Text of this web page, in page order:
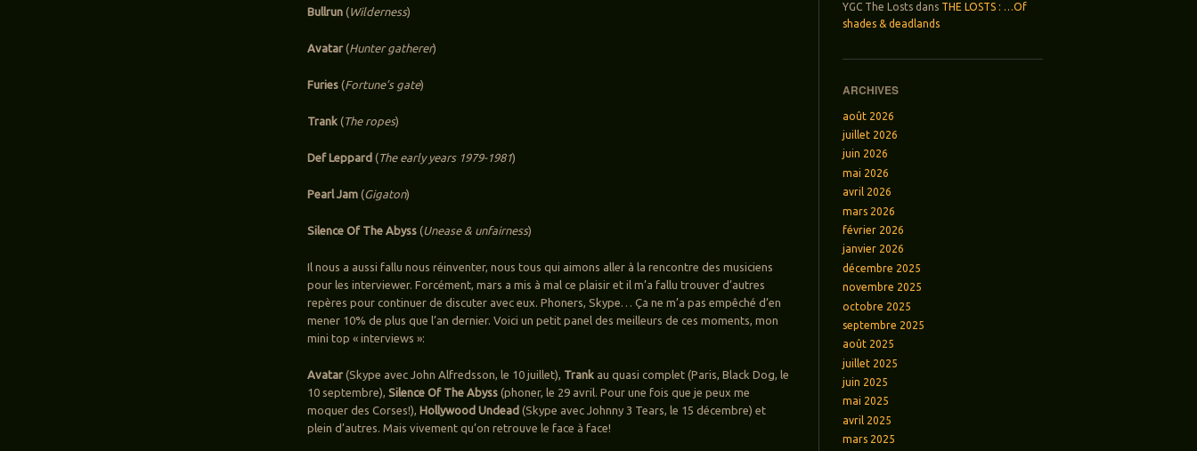
Bullrun(Wilderness)
Avatar(Hunter gatherer)
Furies(Fortune’s gate)
Trank(The ropes)
Def Leppard(The early years 1979-1981)
Pearl Jam(Gigaton)
Silence Of The Abyss(Unease & unfairness)
Il nous a aussi fallu nous réinventer, nous tous qui aimons aller à la rencontre des musiciens
pour les interviewer. Forcément, mars a mis à mal ce plaisir et il m’a fallu trouver d’autres
repères pour continuer de discuter avec eux. Phoners, Skype… Ça ne m’a pas empêché d’en
mener 10% de plus que l’an dernier. Voici un petit panel des meilleurs de ces moments, mon
mini top « interviews »:
Avatar (Skype avec John Alfredsson, le 10 juillet), Trank au quasi complet (Paris, Black Dog, le
10 septembre),Silence Of The Abyss (phoner, le 29 avril. Pour une fois que je peux me
moquer des Corses!), Hollywood Undead (Skype avec Johnny 3 Tears, le 15 décembre) et
plein d’autres. Mais vivement qu’on retrouve le face à face!
YGC The Losts dans THE LOSTS : …Of
shades & deadlands
ARCHIVES
août 2026
juillet 2026
juin 2026
mai 2026
avril 2026
mars 2026
février 2026
janvier 2026
décembre 2025
novembre 2025
octobre 2025
septembre 2025
août 2025
juillet 2025
juin 2025
mai 2025
avril 2025
mars 2025